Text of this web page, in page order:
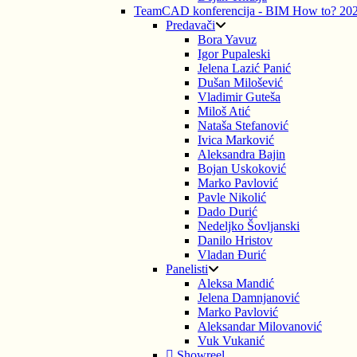
TeamCAD konferencija - BIM How to?
Predavači
Bora Yavuz
Igor Pupaleski
Jelena Lazić Panić
Dušan Milošević
Vladimir Guteša
Miloš Atić
Nataša Stefanović
Ivica Marković
Aleksandra Bajin
Bojan Uskoković
Marko Pavlović
Pavle Nikolić
Dado Durić
Nedeljko Šovljanski
Danilo Hristov
Vladan Đurić
Panelisti
Aleksa Mandić
Jelena Damnjanović
Marko Pavlović
Aleksandar Milovanović
Vuk Vukanić